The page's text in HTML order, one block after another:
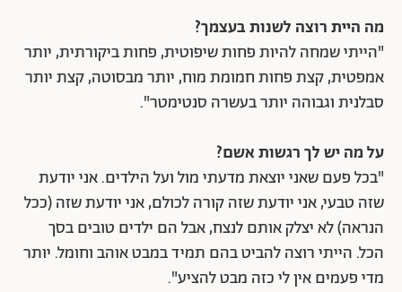
מה היית רוצה לשנות בעצמך?
"הייתי שמחה להיות פחות שיפוטית, פחות ביקורתית, יותר
אמפטית, קצת פחות חמומת מוח, יותר מבסוטה, קצת יותר
סבלנית וגבוהה יותר בעשרה סנטימטר".
על מה יש לך רגשות אשם?
"בכל פעם שאני יוצאת מדעתי מול ועל הילדים. אני יודעת
שזה טבעי, אני יודעת שזה קורה לכולם, אני יודעת שזה (ככל
הנראה) לא יצלק אותם לנצח, אבל הם ילדים טובים בסך
הכל. הייתי רוצה להביט בהם תמיד במבט אוהב וחומל. יותר
מדי פעמים אין לי כזה מבט להציע".